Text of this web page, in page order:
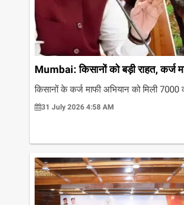
Mumbai: किसानों को बड़ी राहत, कर्ज
किसानों के कर्ज माफी अभियान को मिली 7000
31 July 2026 4:58 AM